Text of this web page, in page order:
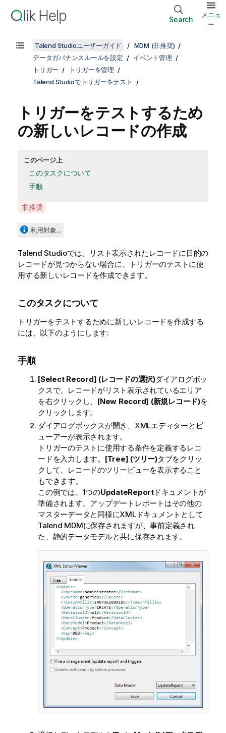
Search
メニュ
ー
Talend Studioユーザーガイド
MDM (非推奨)
データガバナンスルールを設定
イベント管理
トリガー
トリガーを管理
Talend Studioでトリガーをテスト
トリガーをテストするため
の新しいレコードの作成
このページ上
このタスクについて
手順
A
a
l
a
b
i
y
o
非推奨
利用対象...
Talend Studioでは、リスト表示されたレコードに目的の
レコードが見つからない場合に、トリガーのテストに使
用する新しいレコードを作成できます。
このタスクについて
トリガーをテストするために新しいレコードを作成する
には、以下のようにします:
手順
[Select Record] (レコードの選択)ダイアログボッ
クスで、レコードがリスト表示されているエリア
を右クリックし、 [New Record] (新規レコード)を
クリックします。
ダイアログボックスが開き、XMLエディターとビ
ューアーが表示されます。
トリガーのテストに使用する条件を定義するレコ
ードを入力します。 [Tree] (ツリー)タブをクリッ
クして、レコードのツリービューを表示すること
もできます。
この例では、1つのUpdateReportドキュメントが
準備されます。アップデートレポートはその他の
マスターデータと同様にXMLドキュメントとして
Talend MDMに保存されますが、事前定義され
た、静的データモデルと共に保存されます。